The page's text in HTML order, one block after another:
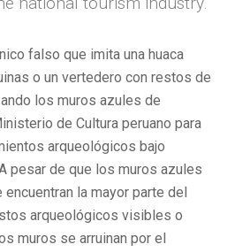
falso que imita una huaca
o un vertedero con restos de
los muros azules de
de Cultura peruano para
arqueológicos bajo
pesar de que los muros azules
la mayor parte del
arqueológicos visibles o
muros se arruinan por el